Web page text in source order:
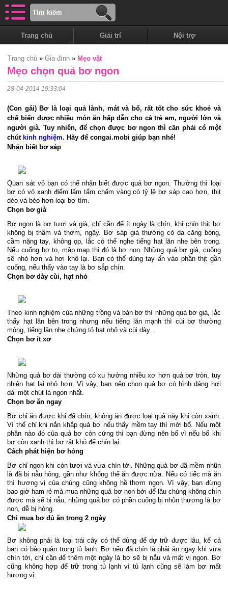
Trang chủ Giải trí Nội trợ
Trang chủ » Gia đình » Mẹo vặt
Mẹo chọn quả bơ ngon
28-04-2014 19:33:04
(Con gái) Bơ là loại quả lành, mát và bổ, rất tốt cho sức khoẻ và
chế biến được nhiều món ăn hấp dẫn cho cả trẻ em, người lớn và
người già. Tuy nhiên, để chọn được bơ ngon thì cần phải có một
chút kinh nghiệm. Hãy để congai.mobi giúp bạn nhé!
Nhận biết bơ sáp
Quan sát vỏ bạn có thể nhận biết được quả bơ ngon. Thường thì loại
bơ có vỏ xanh điểm lấm tấm chấm vàng có tỷ lệ bơ sáp cao hơn, thịt
dẻo và béo hơn loại bơ tím.
Chọn bơ già
Bơ ngon là bơ tươi và già, chỉ cần để ít ngày là chín, khi chín thịt bơ
không bị thâm và thơm, ngậy. Bơ sáp già thường có da căng bóng,
cầm nặng tay, không ọp, lắc có thể nghe tiếng hạt lăn nhẹ bên trong.
Nếu cuống bơ to, mập mạp thì đó là bơ non. Những quả bơ già, cuống
sẽ nhỏ hơn và hơi khô lại. Bạn có thể dùng tay ấn vào phần thịt gần
cuống, nếu thấy vào tay là bơ sắp chín.
Chọn bơ dày cùi, hạt nhỏ
Theo kinh nghiệm của những trồng và bán bơ thì những quả bơ già, lắc
thấy hạt lăn bên trong nhưng nếu tiếng lăn mạnh thì cùi bơ thường
mỏng, tiếng lăn nhẹ chứng tỏ hạt nhỏ và cùi dày.
Chọn bơ ít xơ
Những quả bơ dài thường có xu hưởng nhiều xơ hơn quả bơ tròn, tuy
nhiên hạt lại nhỏ hơn. Vì vậy, bạn nên chọn quả bơ có hình dáng hơi
dài một chút là ngon nhất.
Chọn bơ ăn ngay
Bơ chỉ ăn được khi đã chín, không ăn được loại quả này khi còn xanh.
Vì thế chỉ khi nắn khắp quả bơ nếu thấy mềm tay thì mới bổ. Nếu một
phần nào đó của quả bơ còn cứng thì bạn đừng nên bổ vì nếu bổ khi
bơ còn xanh thì bơ rất khó để chín lại.
Cách phát hiện bơ hỏng
Bơ chỉ ngon khi còn tươi và vừa chín tới. Những quả bơ đã mềm nhũn
là đã bị nẫu hỏng, gần như không thể ăn được nữa. Nếu có tiếc mà ăn
thì hương vị của chúng cũng không hề thơm ngon. Vì vậy, bạn đừng
bao giờ ham rẻ mà mua những quả bơ non bởi để lâu chúng không chín
được mà sẽ bị nẫu, những quả bơ có phần cuống bị nhũn thương là bơ
non, dễ bị hỏng.
Chỉ mua bơ đủ ăn trong 2 ngày
Bơ không phải là loại trái cây có thể dùng để dự trữ được lâu, kể cả
bạn có bảo quản trong tủ lạnh. Bơ nếu đã chín là phải ăn ngay khi vừa
chín tới, chỉ cần để thêm một ngày là bơ sẽ bị nẫu và mất vị ngon. Bơ
cũng không hợp để trữ trong tủ lạnh vì tủ lạnh cũng sẽ làm bơ mất
hương vị.